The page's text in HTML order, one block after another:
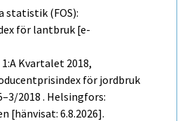
statistik (FOS):
för lantbruk [e-
1:a Kvartalet 2018,
för jordbruk
2018 . Helsingfors:
[hänvisat: 6.8.2026].